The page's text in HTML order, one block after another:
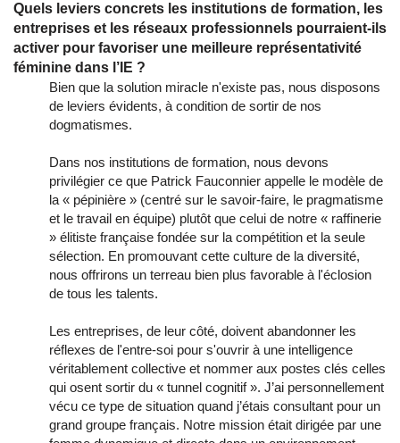
Quels leviers concrets les institutions de formation, les
entreprises et les réseaux professionnels pourraient-ils
activer pour favoriser une meilleure représentativité
féminine dans l’IE ?
Bien que la solution miracle n'existe pas, nous disposons
de leviers évidents, à condition de sortir de nos
dogmatismes.
Dans nos institutions de formation, nous devons
privilégier ce que Patrick Fauconnier appelle le modèle de
la « pépinière » (centré sur le savoir-faire, le pragmatisme
et le travail en équipe) plutôt que celui de notre « raffinerie
» élitiste française fondée sur la compétition et la seule
sélection. En promouvant cette culture de la diversité,
nous offrirons un terreau bien plus favorable à l'éclosion
de tous les talents.
Les entreprises, de leur côté, doivent abandonner les
réflexes de l'entre-soi pour s'ouvrir à une intelligence
véritablement collective et nommer aux postes clés celles
qui osent sortir du « tunnel cognitif ». J’ai personnellement
vécu ce type de situation quand j’étais consultant pour un
grand groupe français. Notre mission était dirigée par une